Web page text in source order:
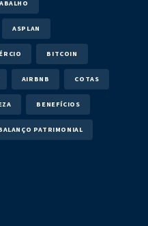
ASPLAN
BITCOIN
AIRBNB COTAS
BENEFÍCIOS
PATRIMONIAL